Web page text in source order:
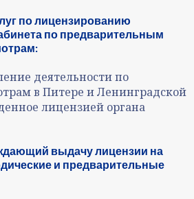
по лицензированию
по предварительным
деятельности по
в Питере и Ленинградской
лицензией органа
выдачу лицензии на
и предварительные